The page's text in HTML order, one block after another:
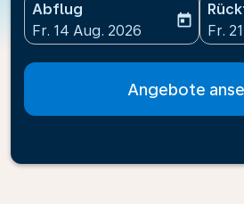
Abflug
fc-booking-departure-date-
Fr. 14 Aug. 2026
today
fc-
Fr.
Angebote